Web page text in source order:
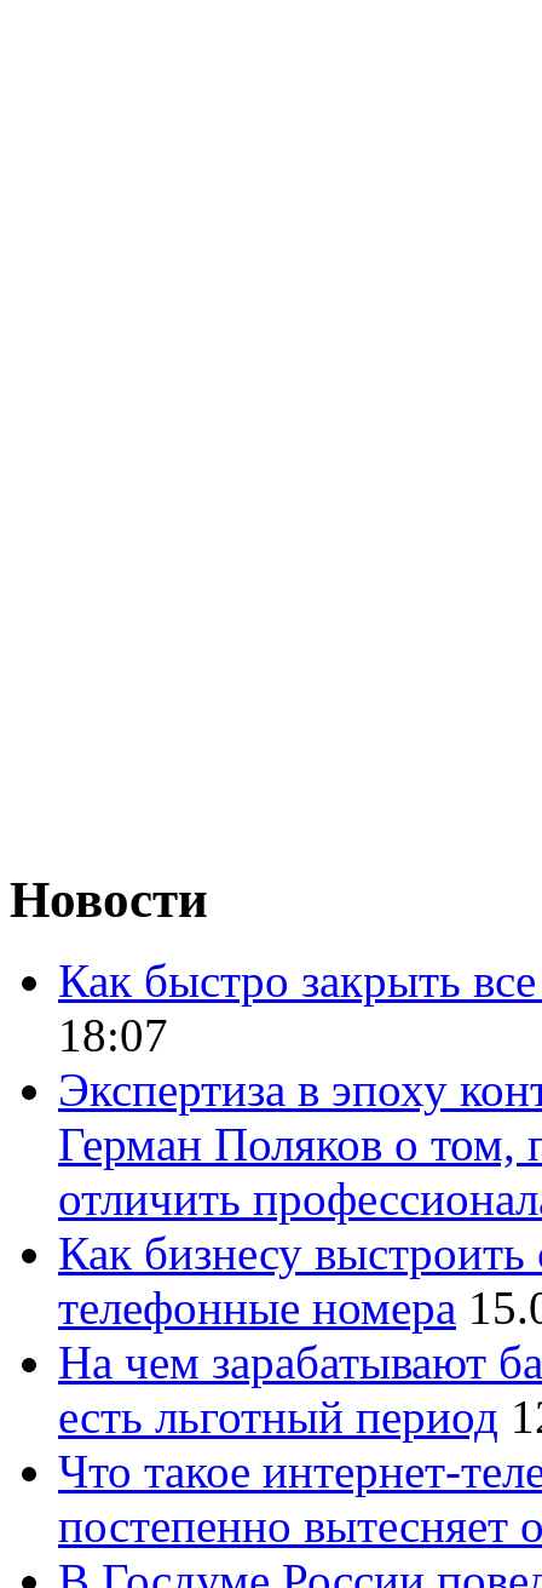
Новости
Как быстро закрыть
18:07
Экспертиза в эпоху
Герман Поляков о том,
отличить
Как бизнесу
телефонные номера
На чем зарабатывают
есть льготный период
Что такое интернет-
постепенно вытесняет